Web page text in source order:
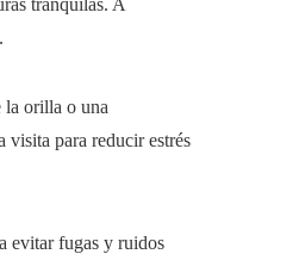
tranquilas. A
la orilla o una
para reducir estrés
evitar fugas y ruidos